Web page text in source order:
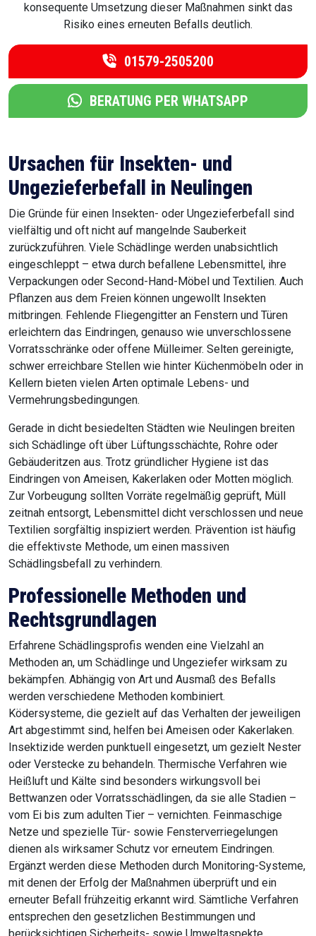
konsequente Umsetzung dieser Maßnahmen sinkt das
Risiko eines erneuten Befalls deutlich.
01579-2505200
BERATUNG PER WHATSAPP
Ursachen für Insekten- und
Ungezieferbefall in Neulingen
Die Gründe für einen Insekten- oder Ungezieferbefall sind
vielfältig und oft nicht auf mangelnde Sauberkeit
zurückzuführen. Viele Schädlinge werden unabsichtlich
eingeschleppt – etwa durch befallene Lebensmittel, ihre
Verpackungen oder Second-Hand-Möbel und Textilien. Auch
Pflanzen aus dem Freien können ungewollt Insekten
mitbringen. Fehlende Fliegengitter an Fenstern und Türen
erleichtern das Eindringen, genauso wie unverschlossene
Vorratsschränke oder offene Mülleimer. Selten gereinigte,
schwer erreichbare Stellen wie hinter Küchenmöbeln oder in
Kellern bieten vielen Arten optimale Lebens- und
Vermehrungsbedingungen.
Gerade in dicht besiedelten Städten wie Neulingen breiten
sich Schädlinge oft über Lüftungsschächte, Rohre oder
Gebäuderitzen aus. Trotz gründlicher Hygiene ist das
Eindringen von Ameisen, Kakerlaken oder Motten möglich.
Zur Vorbeugung sollten Vorräte regelmäßig geprüft, Müll
zeitnah entsorgt, Lebensmittel dicht verschlossen und neue
Textilien sorgfältig inspiziert werden. Prävention ist häufig
die effektivste Methode, um einen massiven
Schädlingsbefall zu verhindern.
Professionelle Methoden und
Rechtsgrundlagen
Erfahrene Schädlingsprofis wenden eine Vielzahl an
Methoden an, um Schädlinge und Ungeziefer wirksam zu
bekämpfen. Abhängig von Art und Ausmaß des Befalls
werden verschiedene Methoden kombiniert.
Ködersysteme, die gezielt auf das Verhalten der jeweiligen
Art abgestimmt sind, helfen bei Ameisen oder Kakerlaken.
Insektizide werden punktuell eingesetzt, um gezielt Nester
oder Verstecke zu behandeln. Thermische Verfahren wie
Heißluft und Kälte sind besonders wirkungsvoll bei
Bettwanzen oder Vorratsschädlingen, da sie alle Stadien –
vom Ei bis zum adulten Tier – vernichten. Feinmaschige
Netze und spezielle Tür- sowie Fensterverriegelungen
dienen als wirksamer Schutz vor erneutem Eindringen.
Ergänzt werden diese Methoden durch Monitoring-Systeme,
mit denen der Erfolg der Maßnahmen überprüft und ein
erneuter Befall frühzeitig erkannt wird. Sämtliche Verfahren
entsprechen den gesetzlichen Bestimmungen und